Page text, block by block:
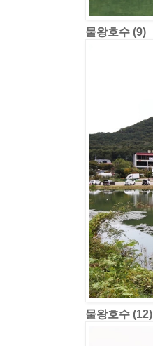
물왕호수 (9)
물왕호수 (12)